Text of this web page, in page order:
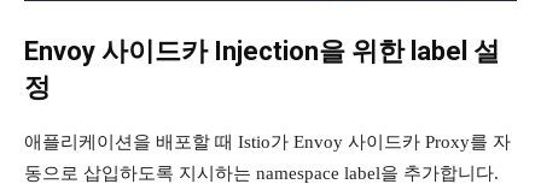
Envoy 사이드카 Injection을 위한 label 설
정
애플리케이션을 배포할 때 Istio가 Envoy 사이드카 Proxy를 자
동으로 삽입하도록 지시하는 namespace label을 추가합니다.